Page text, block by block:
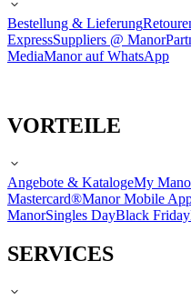
Bestellung & Lieferung
ExpressSuppliers @ Manor
MediaManor auf WhatsApp
VORTEILE
Angebote & KatalogeMy
Mastercard®Manor Mobile
ManorSingles DayBlack Friday
SERVICES